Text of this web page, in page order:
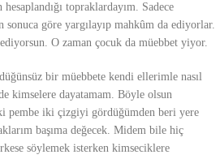
topraklardayım. Sadece
sonuca göre yargılayıp mahkûm da ediyorlar.
O zaman çocuk da müebbet yiyor.
bir müebbete kendi ellerimle nasıl
kimselere dayatamam. Böyle olsun
pembe iki çizgiyi gördüğümden beri yere
başıma değecek. Midem bile hiç
söylemek isterken kimseciklere